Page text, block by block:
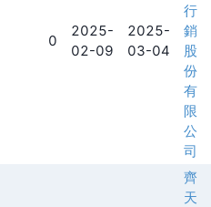
0
2025-
02-09
2025-
03-04
行
銷
股
份
有
限
公
司
齊
天